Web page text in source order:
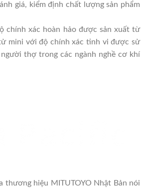
giá, kiểm định chất lượng sản phẩm
chính xác hoàn hảo được sản xuất từ
mini với độ chính xác tinh vi được sử
thợ trong các ngành nghề cơ khí
hiệu MITUTOYO Nhật Bản nói